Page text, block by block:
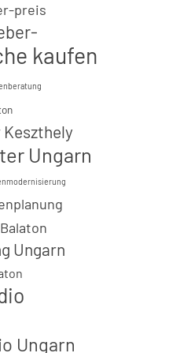
preis
kaufen
Ungarn
Ungarn
Ungarn